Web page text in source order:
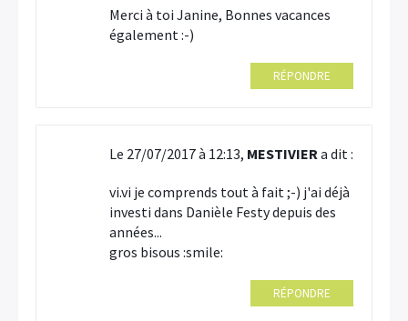
Merci à toi Janine, Bonnes vacances
également :-)
RÉPONDRE
Le 27/07/2017 à 12:13, MESTIVIERa dit :
vi.vi je comprends tout à fait ;-) j'ai déjà
investi dans Danièle Festy depuis des
années...
gros bisous :smile:
RÉPONDRE